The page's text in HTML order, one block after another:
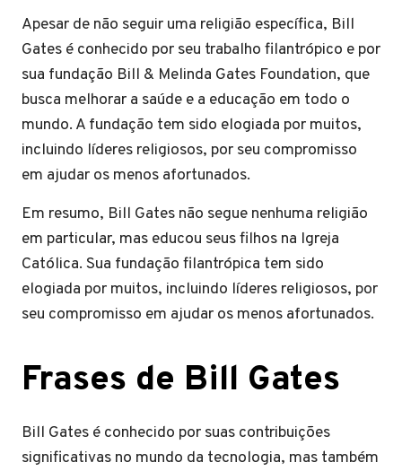
Apesar de não seguir uma religião específica, Bill
Gates é conhecido por seu trabalho filantrópico e por
sua fundação Bill & Melinda Gates Foundation, que
busca melhorar a saúde e a educação em todo o
mundo. A fundação tem sido elogiada por muitos,
incluindo líderes religiosos, por seu compromisso
em ajudar os menos afortunados.
Em resumo, Bill Gates não segue nenhuma religião
em particular, mas educou seus filhos na Igreja
Católica. Sua fundação filantrópica tem sido
elogiada por muitos, incluindo líderes religiosos, por
seu compromisso em ajudar os menos afortunados.
Frases de Bill Gates
Bill Gates é conhecido por suas contribuições
significativas no mundo da tecnologia, mas também